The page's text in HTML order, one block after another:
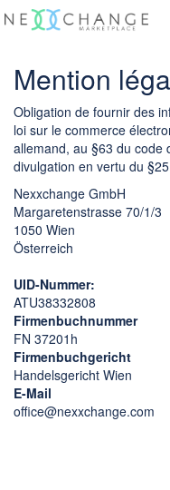
Mention
Obligation de fournir des
loi sur le commerce
allemand, au §63 du code
divulgation en vertu du
Nexxchange GmbH
Margaretenstrasse 70/1/3
1050 Wien
Österreich
UID-Nummer:
ATU38332808
Firmenbuchnummer
FN 37201h
Firmenbuchgericht
Handelsgericht Wien
E-Mail
office@nexxchange.com